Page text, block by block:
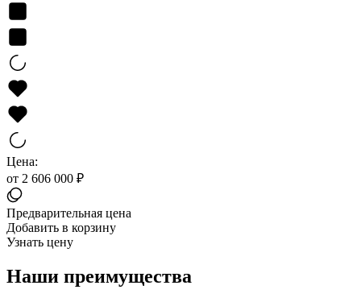
Цена:
от 2 606 000 ₽
Предварительная цена
Добавить в корзину
Узнать цену
Наши преимущества